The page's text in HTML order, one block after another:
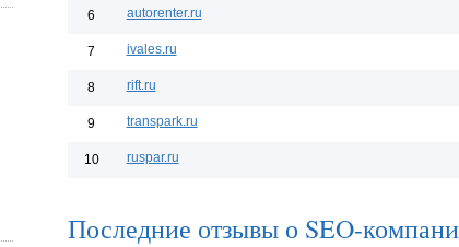
6 autorenter.ru
7 ivales.ru
8 rift.ru
9 transpark.ru
10 ruspar.ru
Последние отзывы о SEO-